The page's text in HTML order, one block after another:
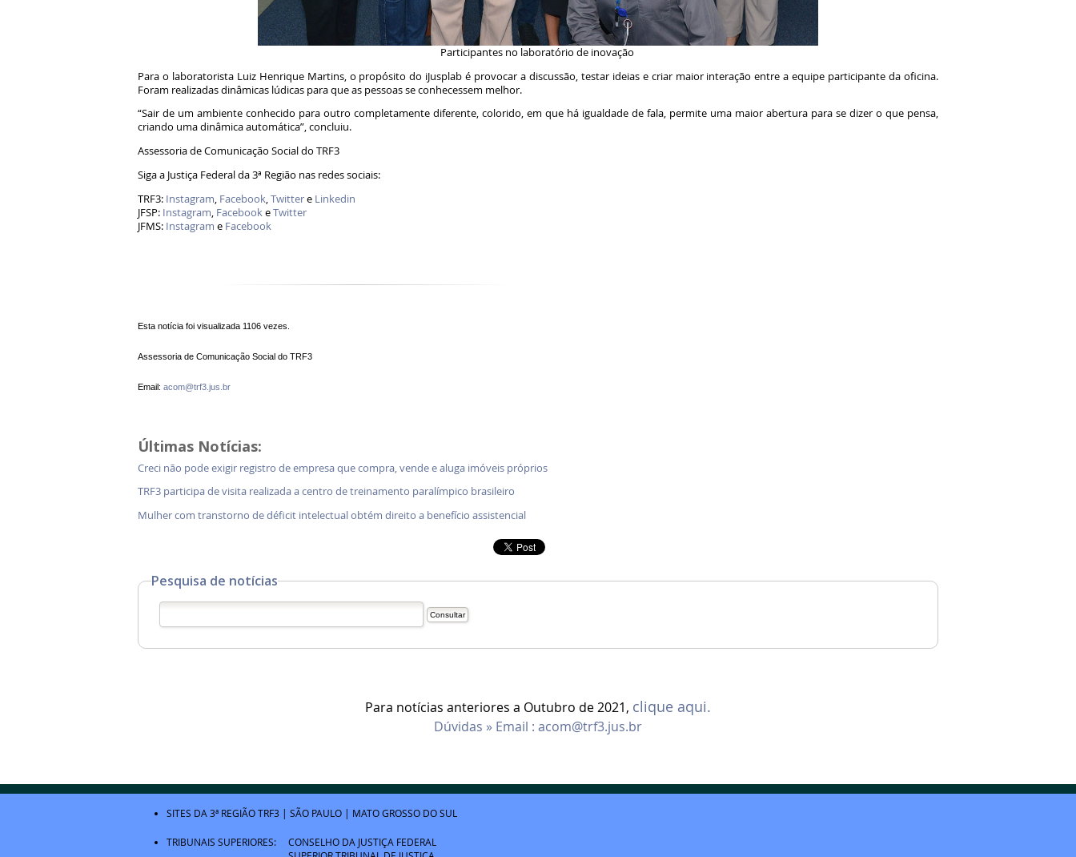
Participantes no laboratório de inovação
Para o laboratorista Luiz Henrique Martins, o propósito do iJusplab é provocar a discussão, testar ideias e criar maior interação entre a equipe participante da oficina.
Foram realizadas dinâmicas lúdicas para que as pessoas se conhecessem melhor.
“Sair de um ambiente conhecido para outro completamente diferente, colorido, em que há igualdade de fala, permite uma maior abertura para se dizer o que pensa,
criando uma dinâmica automática”, concluiu.
Assessoria de Comunicação Social do TRF3
Siga a Justiça Federal da 3ª Região nas redes sociais:
TRF3: Instagram, Facebook,Twittere Linkedin
JFSP: Instagram, FacebookeTwitter
JFMS: Instagram e Facebook
Esta notícia foi visualizada 1106 vezes.
Assessoria de Comunicação Social do TRF3
Email: acom@trf3.jus.br
Últimas Notícias:
Creci não pode exigir registro de empresa que compra, vende e aluga imóveis próprios
TRF3 participa de visita realizada a centro de treinamento paralímpico brasileiro
Mulher com transtorno de déficit intelectual obtém direito a benefício assistencial
Pesquisa de notícias
Para notícias anteriores a Outubro de 2021, clique aqui.
Dúvidas » Email : acom@trf3.jus.br
SITES DA 3ª REGIÃOTRF3 | SÃO PAULO | MATO GROSSO DO SUL
TRIBUNAIS SUPERIORES:
CONSELHO DA JUSTIÇA FEDERAL